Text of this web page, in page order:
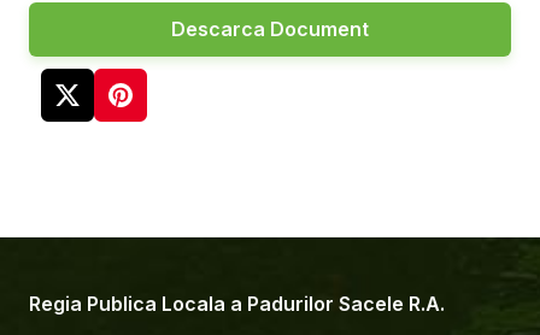
Descarca Document
Regia Publica Locala a Padurilor Sacele R.A.